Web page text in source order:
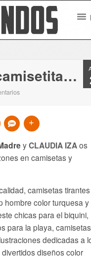
yCLAUDIA IZAos
en camisetas y
camisetas tirantes
hombre color turquesa y
chicas para el biquini,
para la playa,
dedicadas a
diseños color